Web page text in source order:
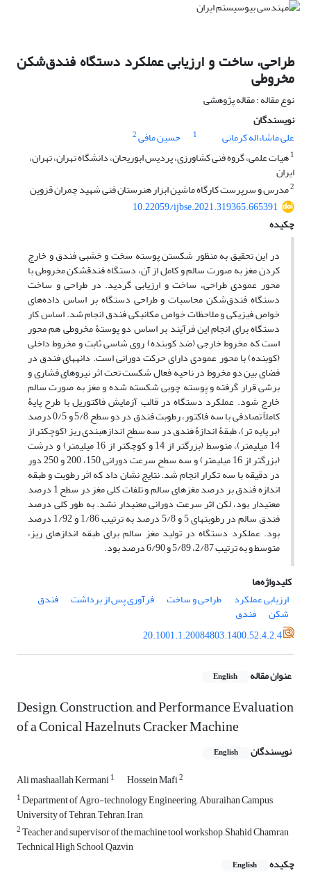
طراحی، ساخت و ارزیابی عملکرد دستگاه فندق‌شکن
مخروطی
نوع مقاله : مقاله پژوهشی
نویسندگان
علی ماشاءاله کرمانی
1 حسین مافی2
1هیات علمی، گروه فنی کشاورزی، پردیس ابوریحان، دانشگاه تهران، تهران،
ایران
2مدرس و سرپرست کارگاه ماشین ابزار هنرستان فنی شهید چمران قزوین
10.22059/ijbse.2021.319365.665391
چکیده
در این تحقیق به منظور شکستن پوسته سخت و خشبی فندق و خارج
کردن مغز به صورت سالم و کامل از آن، دستگاه فندق­شکن مخروطی با
محور عمودی طراحی، ساخت و ارزیابی گردید. در طراحی و ساخت
دستگاه فندق‌شکن محاسبات و طراحی دستگاه بر اساس داده‌های
خواص فیزیکی و ملاحظات خواص مکانیکی فندق انجام شد. اساس کار
دستگاه برای انجام این فرآیند بر اساس دو پوستۀ مخروطی هم محور
است که مخروط خارجی (ضد کوبنده) روی شاسی ثابت و مخروط داخلی
(کوبنده) با محور عمودی دارای حرکت دورانی است. دانه­های فندق در
فضای بین دو مخروط در ناحیه فعال شکست تحت اثر نیروهای فشاری و
برشی قرار گرفته و پوسته چوبی شکسته شده و مغز به صورت سالم
خارج شود. عملکرد دستگاه در قالب آزمایش فاکتوریل با طرح پایۀ
کاملاً تصادفی با سه فاکتور، رطوبت فندق در دو سطح 5/8 و 0/5 درصد
(بر پایه تر)، طبقۀ اندازۀ فندق در سه سطح اندازه­بندی ریز (کوچک­تر از
14 میلی­متر)، متوسط (بزرگ­تر از 14 و کوچک­تر از 16 میلی­متر) و درشت
(بزرگ­تر از 16 میلی­متر) و سه سطح سرعت دورانی 150، 200 و 250 دور
در دقیقه با سه تکرار انجام شد. نتایج نشان داد که اثر رطوبت و طبقه
اندازه فندق بر درصد مغزهای سالم و تلفات کلی مغز در سطح 1 درصد
معنی­دار بود، لکن اثر سرعت دورانی معنی­دار نشد. به طور کلی درصد
فندق سالم در رطوبت­های 5 و 5/8 درصد به ترتیب 1/86 و 1/92 درصد
بود. عملکرد دستگاه در تولید مغز سالم برای طبقه اندازهای ریز،
متوسط و به ترتیب 2/87، 5/89 و 6/90 درصد بود.
کلیدواژه‌ها
ارزیابی عملکرد
طراحی و ساخت فرآوری پس از برداشت فندق
شکن
فندق
20.1001.1.20084803.1400.52.4.2.4
عنوان مقاله English
Design, Construction, and Performance Evaluation
of a Conical Hazelnuts Cracker Machine
نویسندگان English
Ali mashaallah Kermani1 Hossein Mafi2
1Department of Agro-technology Engineering,, Aburaihan Campus,
University of Tehran, Tehran, Iran
2Teacher and supervisor of the machine tool workshop, Shahid Chamran
Technical High School, Qazvin
چکیده
English